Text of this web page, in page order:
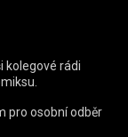
kolegové rádi
pro osobní odběr